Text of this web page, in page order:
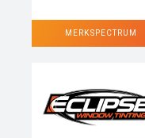
MERK SPECTRUM